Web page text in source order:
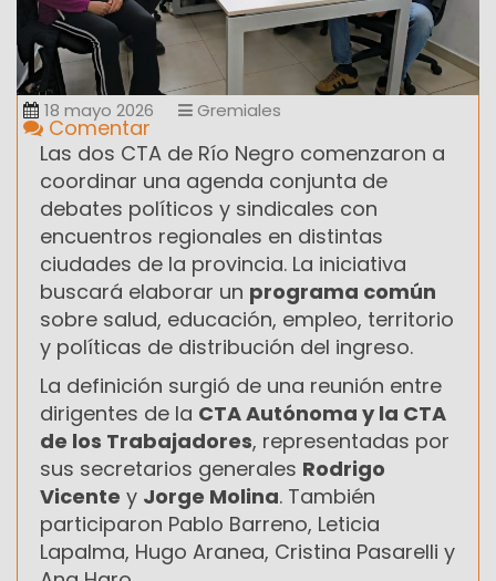
18 mayo 2026 Gremiales
Comentar
Las dos CTA de Río Negro comenzaron a
coordinar una agenda conjunta de
debates políticos y sindicales con
encuentros regionales en distintas
ciudades de la provincia. La iniciativa
buscará elaborar un programa común
sobre salud, educación, empleo, territorio
y políticas de distribución del ingreso.
La definición surgió de una reunión entre
dirigentes de la CTA Autónoma y la CTA
de los Trabajadores, representadas por
sus secretarios generales Rodrigo
Vicente y Jorge Molina. También
participaron Pablo Barreno, Leticia
Lapalma, Hugo Aranea, Cristina Pasarelli y